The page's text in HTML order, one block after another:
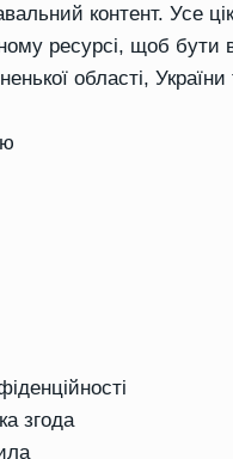
контент. Усе
ресурсі, щоб бути в
області,
згода